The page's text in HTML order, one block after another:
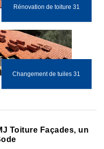
Rénovation de toiture 31
Changement de tuiles 31
Toiture Façades, un